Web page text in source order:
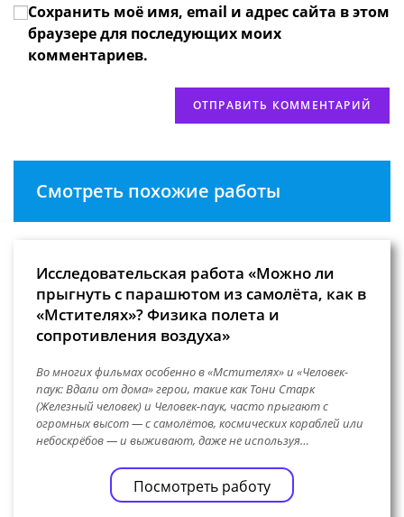
веб-
сайта
(необязательно)
Сохранить моё имя, email и адрес сайта в этом
браузере для последующих моих
комментариев.
Смотреть похожие работы
Исследовательская работа «Можно ли
прыгнуть с парашютом из самолёта, как в
«Мстителях»? Физика полета и
сопротивления воздуха»
Во многих фильмах особенно в «Мстителях» и «Человек-
паук: Вдали от дома» герои, такие как Тони Старк
(Железный человек) и Человек-паук, часто прыгают с
огромных высот — с самолётов, космических кораблей или
небоскрёбов — и выживают, даже не используя…
Посмотреть работу